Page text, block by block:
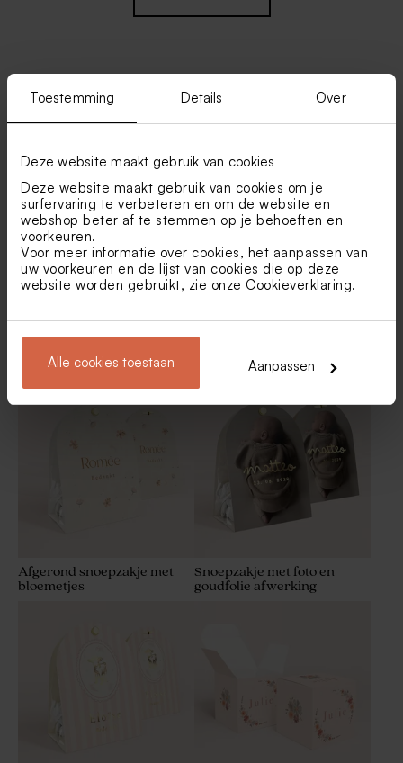
Toestemming Details Over
Deze website maakt gebruik van cookies
Deze website maakt gebruik van cookies om je
surfervaring te verbeteren en om de website en
webshop beter af te stemmen op je behoeften en
voorkeuren.
Voor meer informatie over cookies, het aanpassen van
uw voorkeuren en de lijst van cookies die op deze
website worden gebruikt, zie onze Cookieverklaring.
Alle cookies toestaan Aanpassen
roze bloemen en naam (3,7
kraftlook met gedroogde
met schattige bloemen
bloemetjes en goudfolie
Afgerond snoepzakje met
naam
Papieren snoepzakje met
droogbloemenmotief
Afgerond snoepzakje met
bloemetjes
Snoepzakje met foto en
goudfolie afwerking